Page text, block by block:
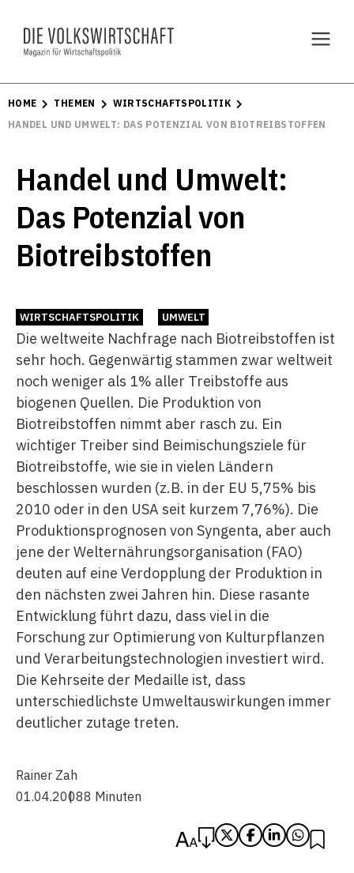
HOME THEMEN
WIRTSCHAFTSPOLITIK
HANDEL UND UMWELT: DAS POTENZIAL VON BIOTREIBSTOFFEN
Handel und Umwelt:
Das Potenzial von
Biotreibstoffen
WIRTSCHAFTSPOLITIK UMWELT
Die weltweite Nachfrage nach Biotreibstoffen ist
sehr hoch. Gegenwärtig stammen zwar weltweit
noch weniger als 1% aller Treibstoffe aus
biogenen Quellen. Die Produktion von
Biotreibstoffen nimmt aber rasch zu. Ein
wichtiger Treiber sind Beimischungsziele für
Biotreibstoffe, wie sie in vielen Ländern
beschlossen wurden (z.B. in der EU 5,75% bis
2010 oder in den USA seit kurzem 7,76%). Die
Produktionsprognosen von Syngenta, aber auch
jene der Welternährungsorganisation (FAO)
deuten auf eine Verdopplung der Produktion in
den nächsten zwei Jahren hin. Diese rasante
Entwicklung führt dazu, dass viel in die
Forschung zur Optimierung von Kulturpflanzen
und Verarbeitungstechnologien investiert wird.
Die Kehrseite der Medaille ist, dass
unterschiedlichste Umweltauswirkungen immer
deutlicher zutage treten.
Rainer Zah
01.04.20088 Minuten